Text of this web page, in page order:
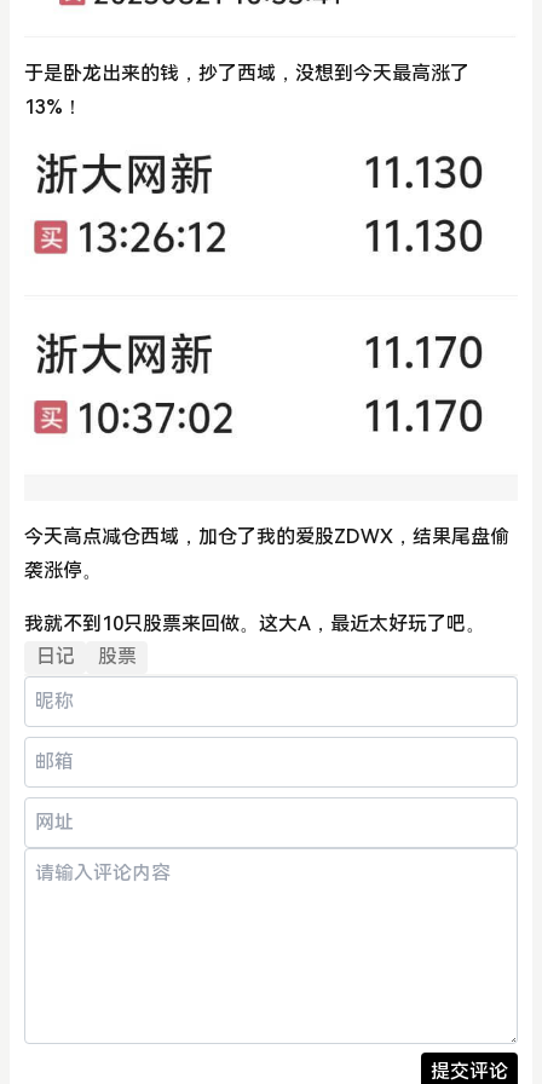
于是卧龙出来的钱，抄了西域，没想到今天最高涨了
13%！
今天高点减仓西域，加仓了我的爱股ZDWX，结果尾盘偷
袭涨停。
我就不到10只股票来回做。这大A，最近太好玩了吧。
日记
股票
提交评论